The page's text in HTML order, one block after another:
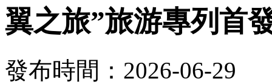
翼之旅”旅游專列首
發布時間：2026-06-29